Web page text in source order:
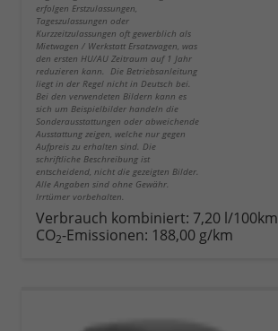
erfolgen Erstzulassungen,
Tageszulassungen oder
Kurzzeitzulassungen oft gewerblich als
Mietwagen / Werkstatt Ersatzwagen, was
den ersten HU/AU Zeitraum auf 1 Jahr
reduzieren kann. Die Betriebsanleitung
liegt in der Regel nicht in Deutsch bei.
Bei den verwendeten Bildern kann es
sich um Beispielbilder handeln die
Sonderausstattungen oder abweichende
Ausstattung zeigen, welche nur gegen
Aufpreis zu erhalten sind. Die
schriftliche Beschreibung ist
entscheidend, nicht die gezeigten Bilder.
Alle Angaben sind ohne Gewähr.
Irrtümer vorbehalten.
Verbrauch kombiniert: 7,20 l/100km
CO2-Emissionen: 188,00 g/km